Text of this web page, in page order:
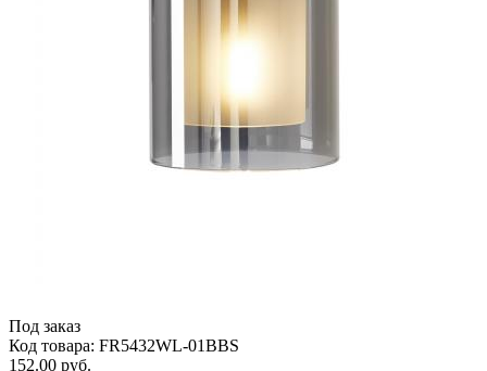
Под заказ
Код товара: FR5432WL-01BBS
152.00 руб.